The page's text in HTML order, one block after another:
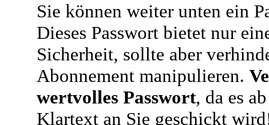
Sie können weiter unten ein
Dieses Passwort bietet nur
Sicherheit, sollte aber
Abonnement manipulieren.
wertvolles Passwort, da es
Klartext an Sie geschickt